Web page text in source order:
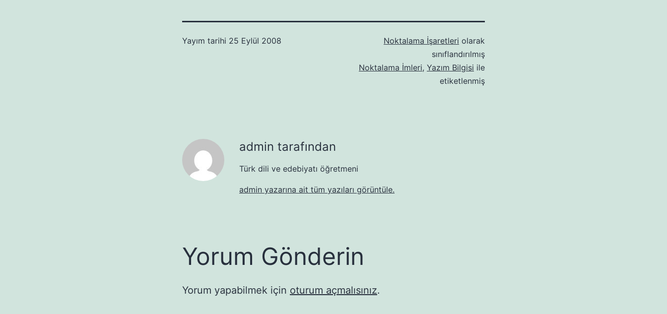
Yayım tarihi 25 Eylül 2008 Noktalama İşaretleri olarak
sınıflandırılmış
Noktalama İmleri, Yazım Bilgisi ile
etiketlenmiş
admin tarafından
Türk dili ve edebiyatı öğretmeni
admin yazarına ait tüm yazıları görüntüle.
Yorum Gönderin
Yorum yapabilmek için oturum açmalısınız.